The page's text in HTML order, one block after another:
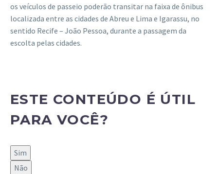
os veículos de passeio poderão transitar na faixa de ônibus
localizada entre as cidades de Abreu e Lima e Igarassu, no
sentido Recife – João Pessoa, durante a passagem da
escolta pelas cidades.
ESTE CONTEÚDO É ÚTIL
PARA VOCÊ?
Sim
Não